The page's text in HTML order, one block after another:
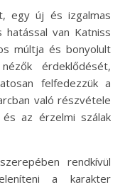
egy új és izgalmas
van Katniss
múltja és bonyolult
érdeklődését,
felfedezzük a
való részvétele
az érzelmi szálak
rendkívül
a karakter